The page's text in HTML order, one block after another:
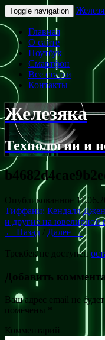
Toggle navigation
Главная
О сайте
Ноутбук
Смартфон
Все статьи
Контакты
Железяка
Технологии и
Опубликованное
Тиффани: Кендалл
и другие на ювелирной
← Назад / Далее →
Трекбек не доступен
Добавить
Ваш адрес email не
помечены
Комментарий